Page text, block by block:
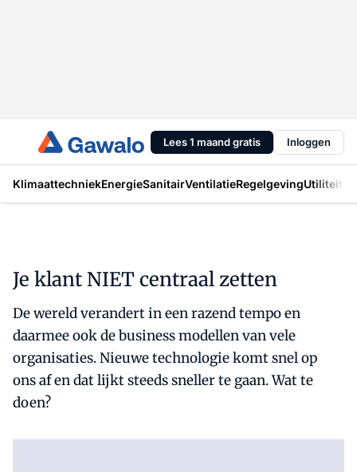
Lees 1 maand gratis Inloggen
KlimaattechniekEnergieSanitairVentilatieRegelgevingUtiliteit
Je klant NIET centraal zetten
De wereld verandert in een razend tempo en
daarmee ook de business modellen van vele
organisaties. Nieuwe technologie komt snel op
ons af en dat lijkt steeds sneller te gaan. Wat te
doen?